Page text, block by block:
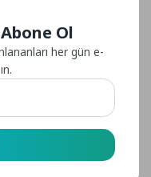
Ol
her gün e-